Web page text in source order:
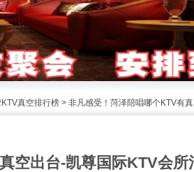
真空排行榜 > 非凡感受！菏泽陪唱哪个KTV有
空出台-凯尊国际KTV会所